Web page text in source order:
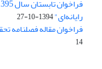
رایانه‌ای"1394-10-27
فراخوان مقاله فصلنامه
14